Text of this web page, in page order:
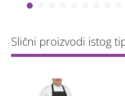
Slični proizvodi istog